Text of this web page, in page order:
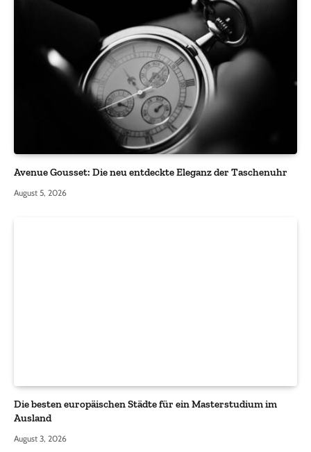
Avenue Gousset: Die neu entdeckte Eleganz der Taschenuhr
August 5, 2026
Die besten europäischen Städte für ein Masterstudium im
Ausland
August 3, 2026